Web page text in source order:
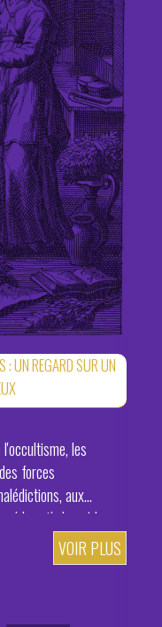
: UN REGARD SUR UN
les
forces
aux
les siècles et les
VOIR PLUS